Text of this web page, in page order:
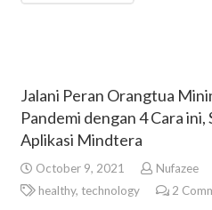
Jalani Peran Orangtua
Pandemi dengan 4 Cara
Aplikasi Mindtera
October 9, 2021 Nufazee
healthy, technology 2